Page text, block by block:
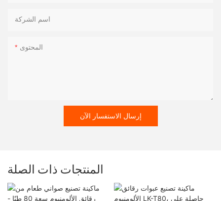
اسم الشركة
المحتوى
إرسال الاستفسار الآن
المنتجات ذات الصلة